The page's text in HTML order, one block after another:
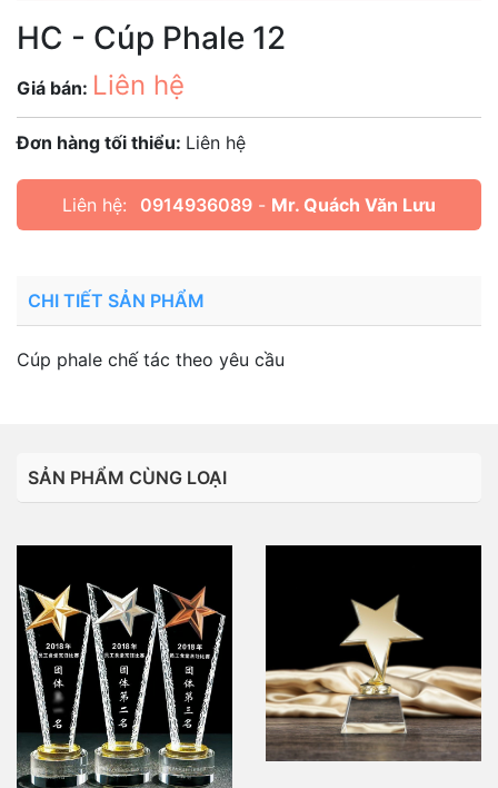
HC - Cúp Phale 12
Giá bán: Liên hệ
Đơn hàng tối thiểu: Liên hệ
Liên hệ: 0914936089 - Mr. Quách Văn Lưu
CHI TIẾT SẢN PHẨM
Cúp phale chế tác theo yêu cầu
SẢN PHẨM CÙNG LOẠI